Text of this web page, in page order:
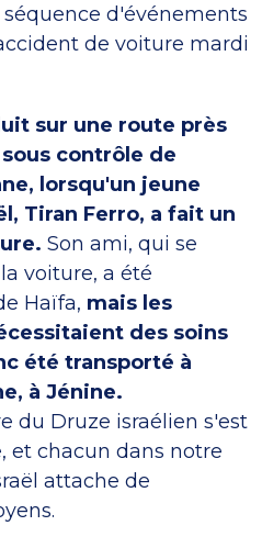
d'événements
de voiture mardi
sur une route près
contrôle de
lorsqu'un jeune
Tiran Ferro, a fait un
Son ami, qui se
voiture, a été
Haïfa, mais les
des soins
été transporté à
à Jénine.
du Druze israélien s'est
et chacun dans notre
attache de